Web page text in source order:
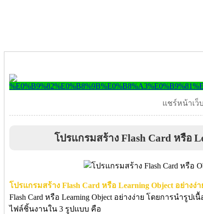
แชร์หน้าเว็
โปรแกรมสร้าง Flash Card หรือ
โปรแกรมสร้าง Flash Card หรือ Learning Object อย่างง่า
Flash Card หรือ Learning Object อย่างง่าย โดยการนำรู
ไฟล์ชิ้นงานใน 3 รูปแบบ คือ